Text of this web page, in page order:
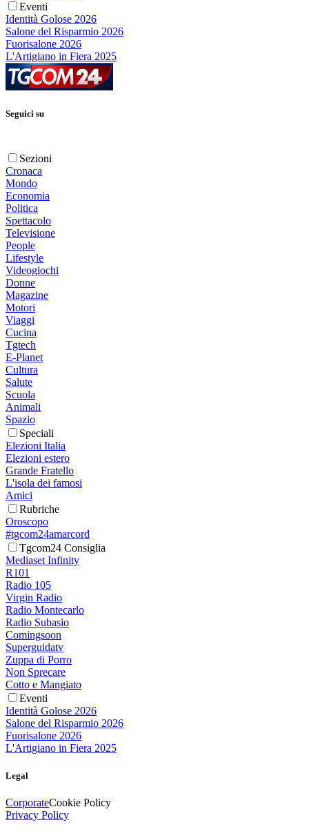
Eventi
Identità Golose 2026
Salone del Risparmio 2026
Fuorisalone 2026
L'Artigiano in Fiera 2025
Seguici su
Sezioni
Cronaca
Mondo
Economia
Politica
Spettacolo
Televisione
People
Lifestyle
Videogiochi
Donne
Magazine
Motori
Viaggi
Cucina
Tgtech
E-Planet
Cultura
Salute
Scuola
Animali
Spazio
Speciali
Elezioni Italia
Elezioni estero
Grande Fratello
L'isola dei famosi
Amici
Rubriche
Oroscopo
#tgcom24amarcord
Tgcom24 Consiglia
Mediaset Infinity
R101
Radio 105
Virgin Radio
Radio Montecarlo
Radio Subasio
Comingsoon
Superguidatv
Zuppa di Porro
Non Sprecare
Cotto e Mangiato
Eventi
Identità Golose 2026
Salone del Risparmio 2026
Fuorisalone 2026
L'Artigiano in Fiera 2025
Legal
CorporateCookie Policy
Privacy Policy